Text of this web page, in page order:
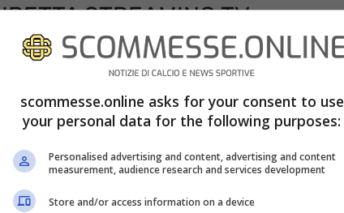
STREAMING TV
questo pomeriggio alle ore 15:00, sarà
gustarsi il match dello stadio Marassi
abbonamento alla televisione satellitare. I
di oggi in diretta streaming attraverso l’app
quanto iOS. Con l’applicazione
attraverso lo smartphone, il tablet o il
scommesse.online asks for your consent to use
your personal data for the following purposes:
Personalised advertising and content, advertising and content
measurement, audience research and services development
Store and/or access information on a device